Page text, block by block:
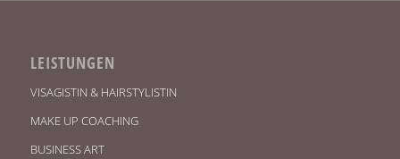
LEISTUNGEN
VISAGISTIN & HAIRSTYLISTIN
MAKE UP COACHING
BUSINESS ART